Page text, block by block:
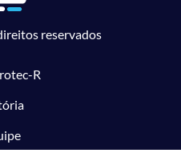
reservados
R